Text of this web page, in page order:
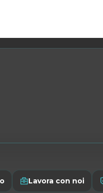
Lavora con noi